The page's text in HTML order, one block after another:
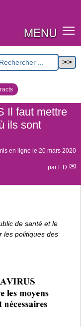
MENU
Il faut mettre
ils sont
en ligne le 20 mars 2020
par F.D.
de santé et le
les politiques des